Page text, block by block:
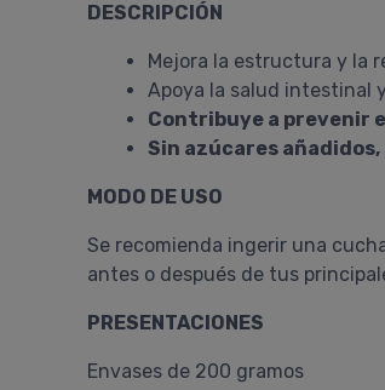
DESCRIPCIÓN
Mejora la estructura y la
Apoya la salud intestinal
Contribuye a prevenir
Sin azúcares
MODO DE USO
Se recomienda ingerir una
antes o después de tus
PRESENTACIONES
Envases de 200 gramos